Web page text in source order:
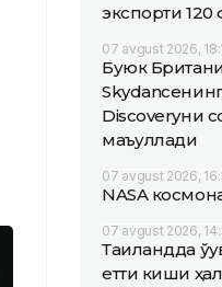
экспорти
07 avgust 2026,
Буюк
Discoveryни
маъқуллади
07 avgust 2026,
NASA
07 avgust 2026,
Таиландда
етти киши